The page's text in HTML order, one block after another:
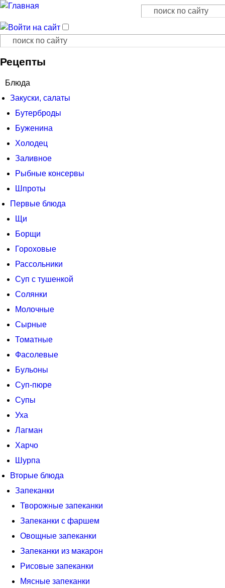
Форма поиска
Поиск
Форма поиска
Поиск
Рецепты
Блюда
Закуски, салаты
Бутерброды
Буженина
Холодец
Заливное
Рыбные консервы
Шпроты
Первые блюда
Щи
Борщи
Гороховые
Рассольники
Суп с тушенкой
Солянки
Молочные
Сырные
Томатные
Фасолевые
Бульоны
Суп-пюре
Супы
Уха
Лагман
Харчо
Шурпа
Вторые блюда
Запеканки
Творожные запеканки
Запеканки с фаршем
Овощные запеканки
Запеканки из макарон
Рисовые запеканки
Мясные запеканки